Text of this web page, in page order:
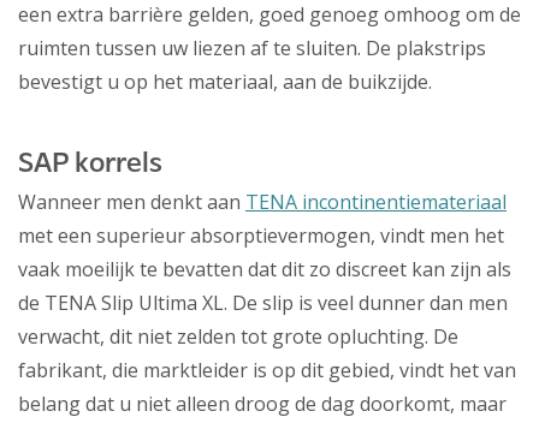
een extra barrière gelden, goed genoeg omhoog om de
ruimten tussen uw liezen af te sluiten. De plakstrips
bevestigt u op het materiaal, aan de buikzijde.
SAP korrels
Wanneer men denkt aan TENA incontinentiemateriaal
met een superieur absorptievermogen, vindt men het
vaak moeilijk te bevatten dat dit zo discreet kan zijn als
de TENA Slip Ultima XL. De slip is veel dunner dan men
verwacht, dit niet zelden tot grote opluchting. De
fabrikant, die marktleider is op dit gebied, vindt het van
belang dat u niet alleen droog de dag doorkomt, maar